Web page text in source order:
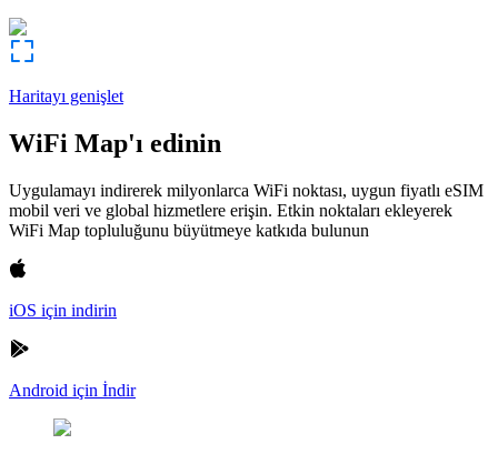
Haritayı genişlet
WiFi Map'ı edinin
Uygulamayı indirerek milyonlarca WiFi noktası, uygun fiyatlı eSIM
mobil veri ve global hizmetlere erişin. Etkin noktaları ekleyerek
WiFi Map topluluğunu büyütmeye katkıda bulunun
iOS için indirin
Android için İndir